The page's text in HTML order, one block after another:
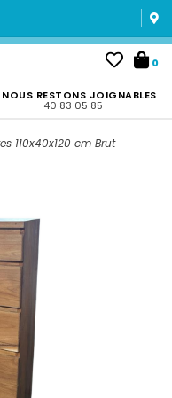
0
NOUS RESTONS JOIGNABLES
40 83 05 85
110x40x120 cm Brut